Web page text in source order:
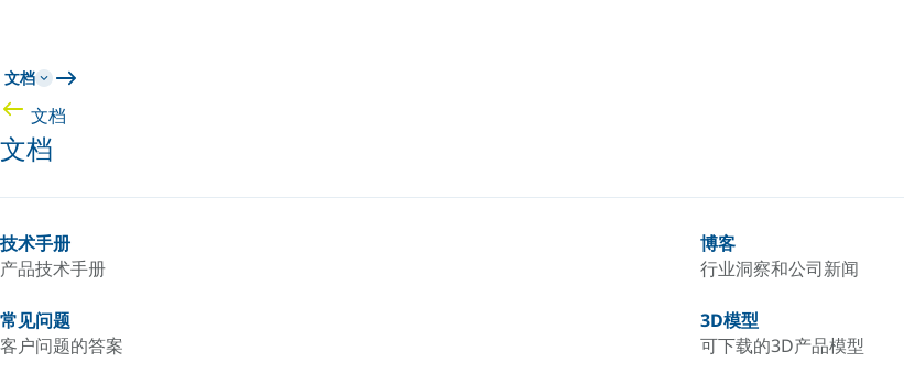
文档
文档
文档
技术手册
产品技术手册
博客
行业洞察和公司新闻
常见问题
客户问题的答案
3D模型
可下载的3D产品模型